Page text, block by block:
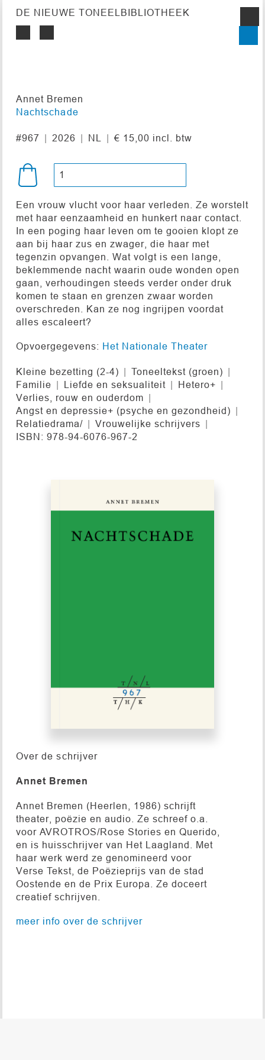
DE NIEUWE TONEELBIBLIOTHEEK
Annet Bremen
Nachtschade
#967 2026 NL € 15,00 incl. btw
Een vrouw vlucht voor haar verleden. Ze worstelt
met haar eenzaamheid en hunkert naar contact.
In een poging haar leven om te gooien klopt ze
aan bij haar zus en zwager, die haar met
tegenzin opvangen. Wat volgt is een lange,
beklemmende nacht waarin oude wonden open
gaan, verhoudingen steeds verder onder druk
komen te staan en grenzen zwaar worden
overschreden. Kan ze nog ingrijpen voordat
alles escaleert?
Opvoergegevens: Het Nationale Theater
Kleine bezetting (2-4)
Toneeltekst (groen)
Familie
Liefde en seksualiteit
Hetero+
Verlies, rouw en ouderdom
Angst en depressie+ (psyche en gezondheid)
Relatiedrama/
Vrouwelijke schrijvers
ISBN: 978-94-6076-967-2
Over de schrijver
Annet Bremen
Annet Bremen (Heerlen, 1986) schrijft
theater, poëzie en audio. Ze schreef o.a.
voor AVROTROS/Rose Stories en Querido,
en is huisschrijver van Het Laagland. Met
haar werk werd ze genomineerd voor
Verse Tekst, de Poëzieprijs van de stad
Oostende en de Prix Europa. Ze doceert
creatief schrijven.
meer info over de schrijver